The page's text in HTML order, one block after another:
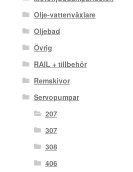
Olje-vattenväxlare
Oljebad
Övrig
RAIL + tillbehör
Remskivor
Servopumpar
207
307
308
406